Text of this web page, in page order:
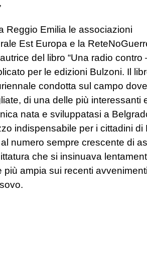
Reggio Emilia le associazioni
Est Europa e la
del libro “Una radio contro
per le edizioni Bulzoni. Il
condotta sul campo
di una delle più interessanti
nata e sviluppatasi a
indispensabile per i cittadini di
numero sempre crescente di
che si insinuava
ampia sui recenti